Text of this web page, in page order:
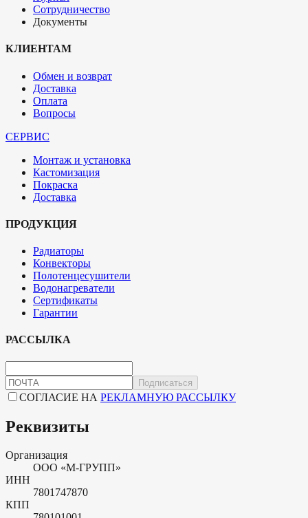
Сотрудничество
Документы
КЛИЕНТАМ
Обмен и возврат
Доставка
Оплата
Вопросы
СЕРВИС
Монтаж и установка
Кастомизация
Покраска
Доставка
ПРОДУКЦИЯ
Радиаторы
Конвекторы
Полотенцесушители
Водонагреватели
Сертификаты
Гарантии
РАССЫЛКА
Подписаться
СОГЛАСИЕ НА РЕКЛАМНУЮ РАССЫЛКУ
Реквизиты
Организация
ООО «М-ГРУПП»
ИНН
7801747870
КПП